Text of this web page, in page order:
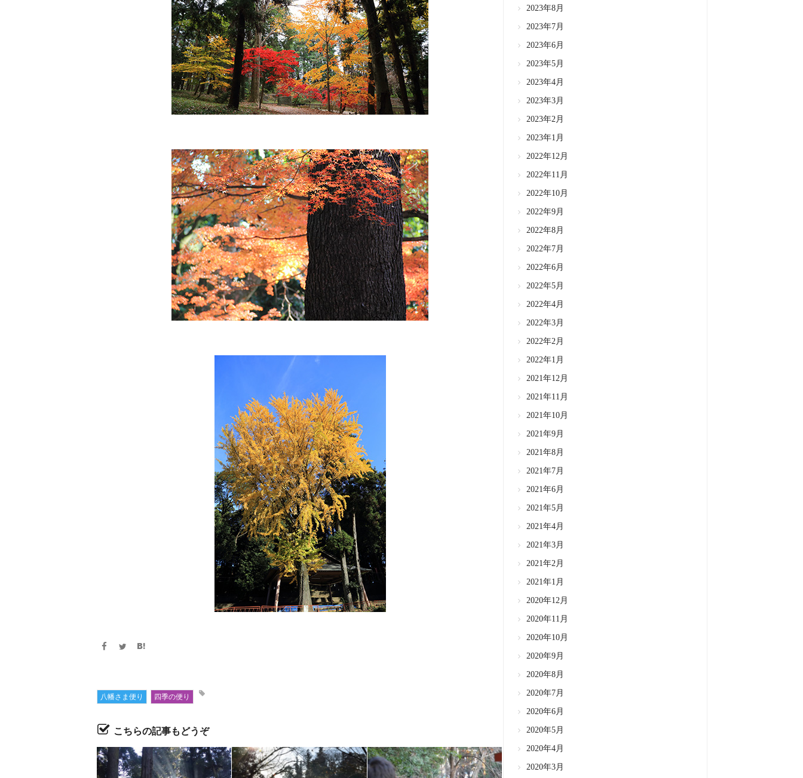
八幡さま便り 四季の便り
こちらの記事もどうぞ
2023年8月
2023年7月
2023年6月
2023年5月
2023年4月
2023年3月
2023年2月
2023年1月
2022年12月
2022年11月
2022年10月
2022年9月
2022年8月
2022年7月
2022年6月
2022年5月
2022年4月
2022年3月
2022年2月
2022年1月
2021年12月
2021年11月
2021年10月
2021年9月
2021年8月
2021年7月
2021年6月
2021年5月
2021年4月
2021年3月
2021年2月
2021年1月
2020年12月
2020年11月
2020年10月
2020年9月
2020年8月
2020年7月
2020年6月
2020年5月
2020年4月
2020年3月